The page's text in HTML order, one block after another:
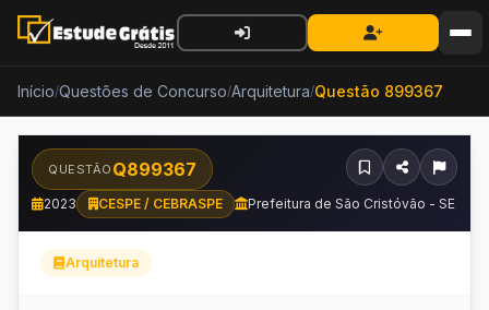
Início/Questões de Concurso/Arquitetura/Questão 899367
QUESTÃO Q899367
2023 CESPE / CEBRASPE Prefeitura de São Cristóvão - SE
Arquitetura